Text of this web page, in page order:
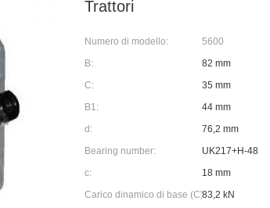
Trattori
Numero di modello:
5600
B:
82 mm
C:
35 mm
B1:
44 mm
d:
76,2 mm
Bearing number:
UK217+H-48
c:
18 mm
Carico dinamico di base (C):83,2 kN